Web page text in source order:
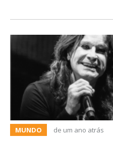
MUNDO de um ano atrás